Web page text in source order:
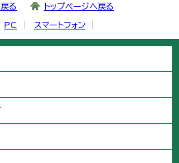
る トップページへ戻る
PC スマートフォン